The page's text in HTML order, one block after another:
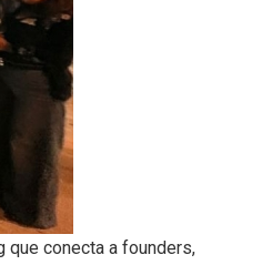
que conecta a founders,